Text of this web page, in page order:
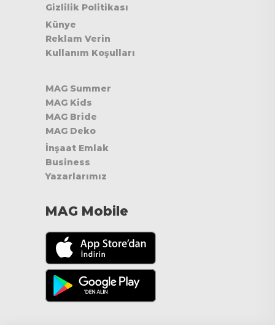
Gizlilik Politikası
Künye
Reklam Verin
Kullanım Koşulları
MAG Summer
MAG Kids
MAG Bride
MAG Deko
İnşaat Emlak
Business
Yazarlarımız
MAG Mobile